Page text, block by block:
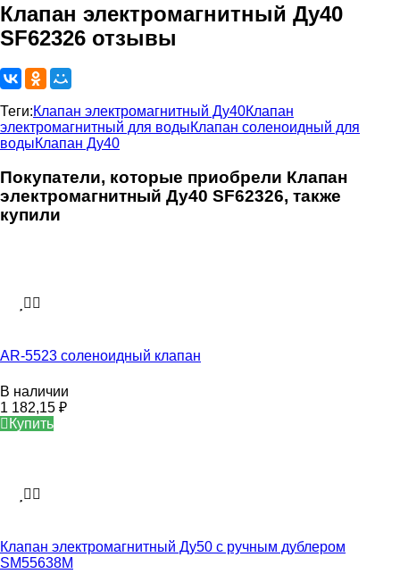
Клапан электромагнитный Ду40
SF62326 отзывы
Теги:Клапан электромагнитный Ду40Клапан
электромагнитный для водыКлапан соленоидный для
водыКлапан Ду40
Покупатели, которые приобрели Клапан
электромагнитный Ду40 SF62326, также
купили
AR-5523 соленоидный клапан
В наличии
1 182,15 ₽
Купить
Клапан электромагнитный Ду50 с ручным дублером
SM55638M